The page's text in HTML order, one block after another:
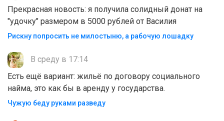
Прекрасная новость: я получила солидный донат на
"удочку" размером в 5000 рублей от Василия
Рискну попросить не милостыню, а рабочую лошадку
В среду в 17:14
Есть ещё вариант: жильё по договору социального
найма, это как бы в аренду у государства.
Чужую беду руками разведу